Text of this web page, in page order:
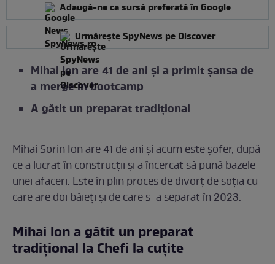
Adaugă-ne ca sursă preferată în Google
Urmărește SpyNews pe Discover
Mihai Ion are 41 de ani și a primit șansa de
a merge în bootcamp
A gătit un preparat tradițional
Mihai Sorin Ion are 41 de ani și acum este șofer, după
ce a lucrat în construcții și a încercat să pună bazele
unei afaceri. Este în plin proces de divorț de soția cu
care are doi băieți și de care s-a separat în 2023.
Mihai Ion a gătit un preparat
tradițional la Chefi la cuțite